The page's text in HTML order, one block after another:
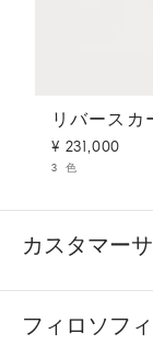
リバースカ
リバースカ
¥ 231,000
3 色
カスタマー
フィロソフ